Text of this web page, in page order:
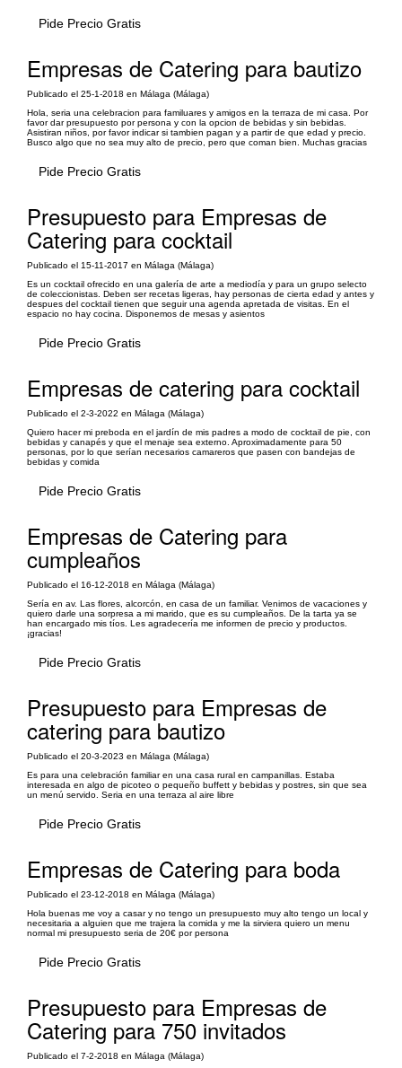
Pide Precio Gratis
Empresas de Catering para bautizo
Publicado el 25-1-2018 en Málaga (Málaga)
Hola, seria una celebracion para familuares y amigos en la terraza de mi casa. Por
favor dar presupuesto por persona y con la opcion de bebidas y sin bebidas.
Asistiran niños, por favor indicar si tambien pagan y a partir de que edad y precio.
Busco algo que no sea muy alto de precio, pero que coman bien. Muchas gracias
Pide Precio Gratis
Presupuesto para Empresas de
Catering para cocktail
Publicado el 15-11-2017 en Málaga (Málaga)
Es un cocktail ofrecido en una galería de arte a mediodía y para un grupo selecto
de coleccionistas. Deben ser recetas ligeras, hay personas de cierta edad y antes y
despues del cocktail tienen que seguir una agenda apretada de visitas. En el
espacio no hay cocina. Disponemos de mesas y asientos
Pide Precio Gratis
Empresas de catering para cocktail
Publicado el 2-3-2022 en Málaga (Málaga)
Quiero hacer mi preboda en el jardín de mis padres a modo de cocktail de pie, con
bebidas y canapés y que el menaje sea externo. Aproximadamente para 50
personas, por lo que serían necesarios camareros que pasen con bandejas de
bebidas y comida
Pide Precio Gratis
Empresas de Catering para
cumpleaños
Publicado el 16-12-2018 en Málaga (Málaga)
Sería en av. Las flores, alcorcón, en casa de un familiar. Venimos de vacaciones y
quiero darle una sorpresa a mi marido, que es su cumpleaños. De la tarta ya se
han encargado mis tíos. Les agradecería me informen de precio y productos.
¡gracias!
Pide Precio Gratis
Presupuesto para Empresas de
catering para bautizo
Publicado el 20-3-2023 en Málaga (Málaga)
Es para una celebración familiar en una casa rural en campanillas. Estaba
interesada en algo de picoteo o pequeño buffett y bebidas y postres, sin que sea
un menú servido. Seria en una terraza al aire libre
Pide Precio Gratis
Empresas de Catering para boda
Publicado el 23-12-2018 en Málaga (Málaga)
Hola buenas me voy a casar y no tengo un presupuesto muy alto tengo un local y
necesitaria a alguien que me trajera la comida y me la sirviera quiero un menu
normal mi presupuesto seria de 20€ por persona
Pide Precio Gratis
Presupuesto para Empresas de
Catering para 750 invitados
Publicado el 7-2-2018 en Málaga (Málaga)